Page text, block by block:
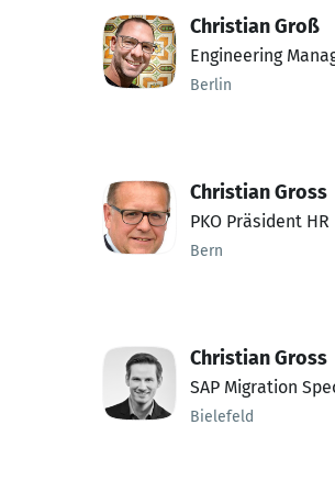
Christian Groß
Engineering
Berlin
Christian Gross
PKO Präsident
Bern
Christian Gross
SAP Migration
Bielefeld